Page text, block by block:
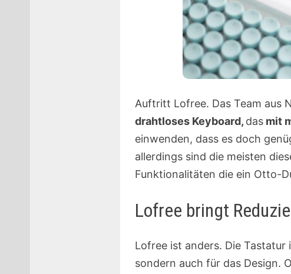
Auftritt Lofree. Das Team aus
drahtloses Keyboard, dasmit
einwenden, dass es doch
allerdings sind die meisten
Funktionalitäten die ein Otto-
Lofree bringt
Lofree ist anders. Die
sondern auch für das Design.